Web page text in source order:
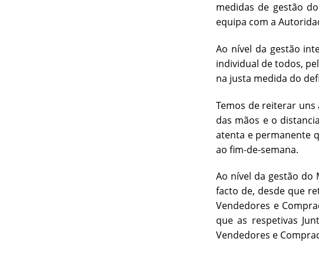
medidas de gestão
equipa com a
Ao nível da gestão
individual de todos,
na justa medida do
Temos de reiterar uns
das mãos e o
atenta e permanente
ao fim-de-semana.
Ao nível da gestão do
facto de, desde que
Vendedores e
que as respetivas
Vendedores e